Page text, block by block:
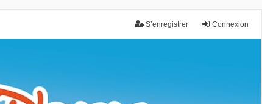
Connexion
S’enregistrer